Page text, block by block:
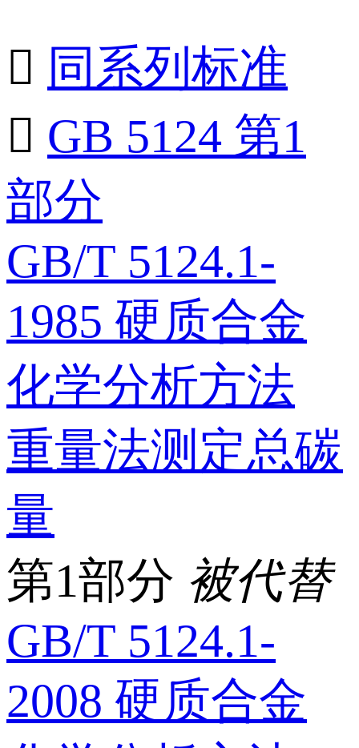
 同系列标准
 GB 5124 第1
部分
GB/T 5124.1-
1985 硬质合金
化学分析方法
重量法测定总碳
量
第1部分 被代替
GB/T 5124.1-
2008 硬质合金